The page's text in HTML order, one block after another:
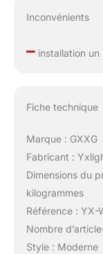
Inconvénients
–installation un
Fiche technique
Marque : GXXG
Fabricant :
Dimensions du
kilogrammes
Référence : YX-
Nombre
Style : Moderne